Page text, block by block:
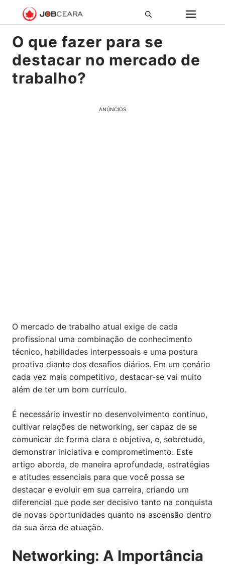
para
conteúdo
O que fazer para se
destacar no mercado de
trabalho?
ANÚNCIOS
O mercado de trabalho atual exige de cada
profissional uma combinação de conhecimento
técnico, habilidades interpessoais e uma postura
proativa diante dos desafios diários. Em um cenário
cada vez mais competitivo, destacar-se vai muito
além de ter um bom currículo.
É necessário investir no desenvolvimento contínuo,
cultivar relações de networking, ser capaz de se
comunicar de forma clara e objetiva, e, sobretudo,
demonstrar iniciativa e comprometimento. Este
artigo aborda, de maneira aprofundada, estratégias
e atitudes essenciais para que você possa se
destacar e evoluir em sua carreira, criando um
diferencial que pode ser decisivo tanto na conquista
de novas oportunidades quanto na ascensão dentro
da sua área de atuação.
Networking: A Importância